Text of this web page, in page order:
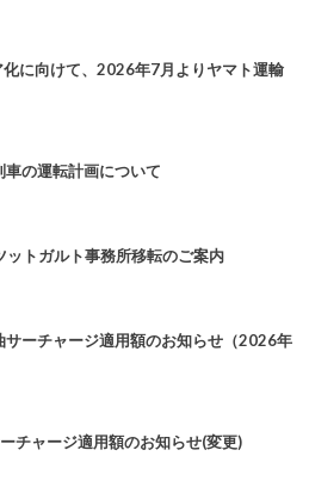
化に向けて、2026年7月よりヤマト運輸
の運転計画について
ットガルト事務所移転のご案内
ーチャージ適用額のお知らせ（2026年
ャージ適用額のお知らせ(変更)